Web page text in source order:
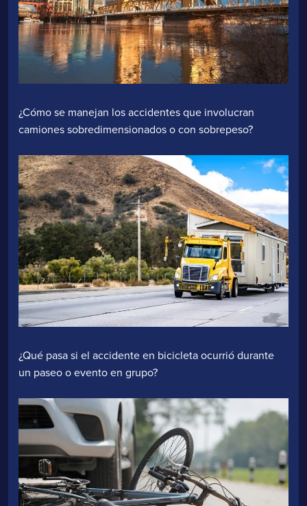
¿Cómo se manejan los accidentes que involucran
camiones sobredimensionados o con sobrepeso?
¿Qué pasa si el accidente en bicicleta ocurrió durante
un paseo o evento en grupo?